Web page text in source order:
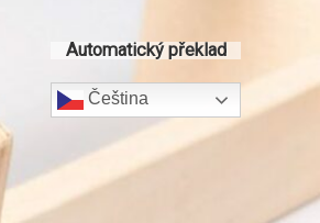
Automatický překlad
Čeština‎